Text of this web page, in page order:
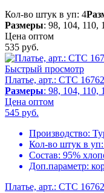
Кол-во штук в уп: 4
Размеры: 98, 104, 110,
Цена оптом
535 руб.
Быстрый просмотр
Платье, арт.: CTC 16762
Размеры: 98, 104, 110,
Цена оптом
545 руб.
Производство:
Кол-во штук в уп:
Состав: 95%
Доп.параметр:
Платье, арт.: CTC 16762